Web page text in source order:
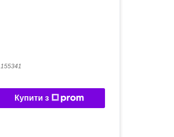
155341
Купити з